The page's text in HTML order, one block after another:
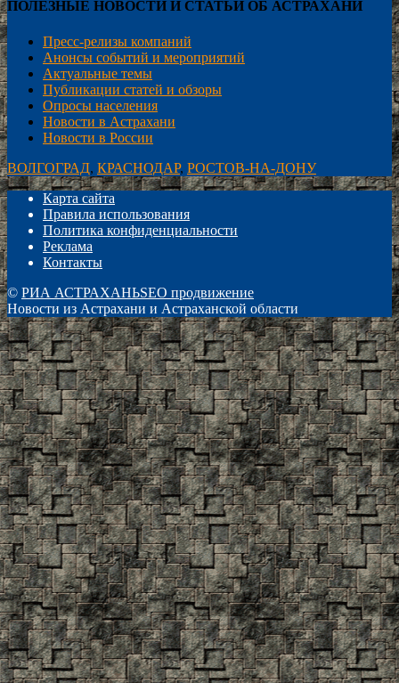
ПОЛЕЗНЫЕ НОВОСТИ И СТАТЬИ ОБ АСТРАХАНИ
Пресс-релизы компаний
Анонсы событий и мероприятий
Актуальные темы
Публикации статей и обзоры
Опросы населения
Новости в Астрахани
Новости в России
ВОЛГОГРАД, КРАСНОДАР, РОСТОВ-НА-ДОНУ
Карта сайта
Правила использования
Политика конфиденциальности
Реклама
Контакты
© РИА АСТРАХАНЬSEO продвижение
Новости из Астрахани и Астраханской области